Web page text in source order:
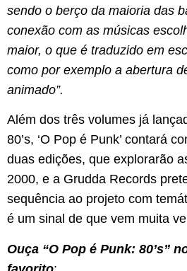
sendo o berço da maioria das
conexão com as músicas
maior, o que é traduzido em
como por exemplo a abertura
animado”.
Além dos três volumes já
80’s, ‘O Pop é Punk’ contará
duas edições, que explorarão
2000, e a Grudda Records
sequência ao projeto com
é um sinal de que vem muita
Ouça “O Pop é Punk: 80’s”